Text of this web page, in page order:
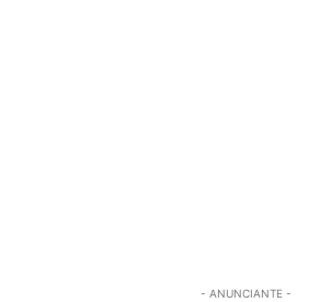
- ANUNCIANTE -